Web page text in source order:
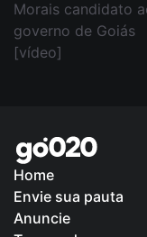
Home
Envie sua pauta
Anuncie